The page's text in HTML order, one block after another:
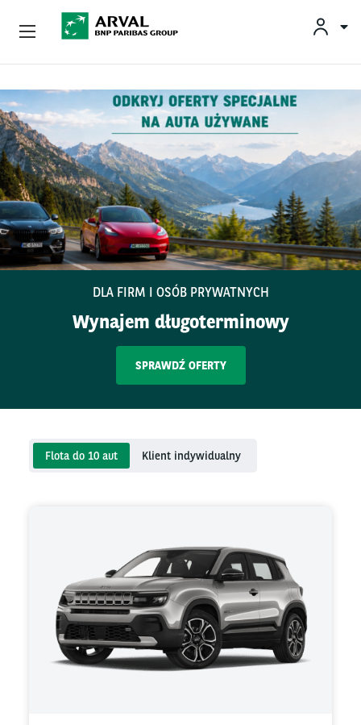
Przejdź do treści
no
DLA FIRM I OSÓB PRYWATNYCH
Wynajem długoterminowy
SPRAWDŹ OFERTY
Flota do 10 aut Klient indywidualny
Wyzwania Biznesowe
Zrównoważona Mobilność
Doradztwo I Ekspertyza
O Arval